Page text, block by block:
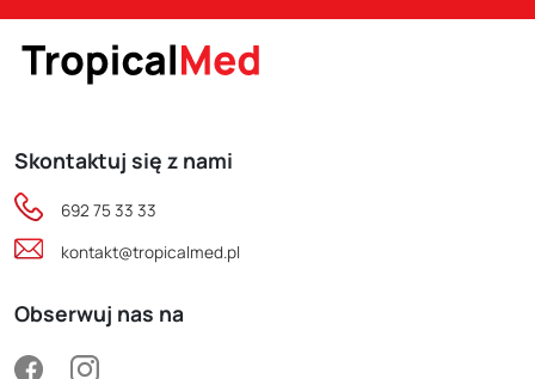
Skontaktuj się z nami
692 75 33 33
kontakt@tropicalmed.pl
Obserwuj nas na